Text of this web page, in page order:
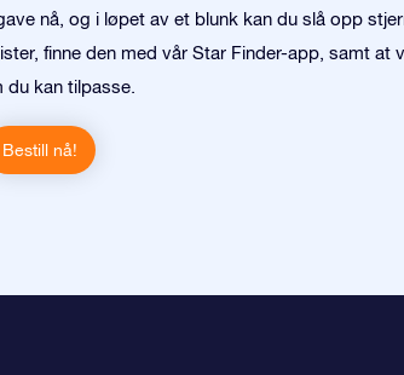
nå, og i løpet av et blunk kan du slå opp
finne den med vår Star Finder-app, samt at
du kan tilpasse.
Bestill nå!